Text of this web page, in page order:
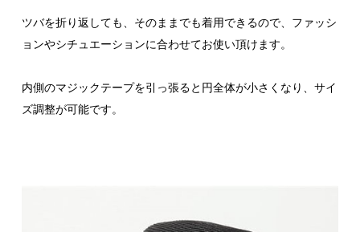
ツバを折り返しても、そのままでも着用できるので、ファッシ
ョンやシチュエーションに合わせてお使い頂けます。
内側のマジックテープを引っ張ると円全体が小さくなり、サイ
ズ調整が可能です。